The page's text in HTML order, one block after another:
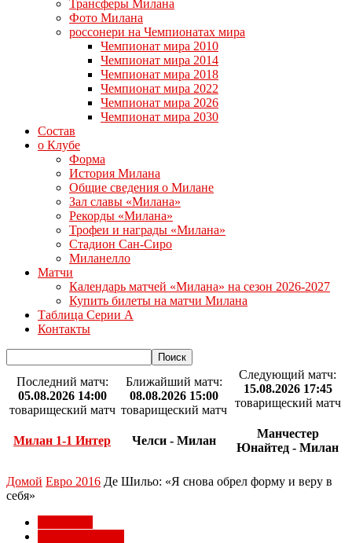
Трансферы Милана
Фото Милана
россонери на Чемпионатах мира
Чемпионат мира 2010
Чемпионат мира 2014
Чемпионат мира 2018
Чемпионат мира 2022
Чемпионат мира 2026
Чемпионат мира 2030
Состав
о Клубе
Форма
История Милана
Общие сведения о Милане
Зал славы «Милана»
Рекорды «Милана»
Трофеи и награды «Милана»
Стадион Сан-Сиро
Миланелло
Матчи
Календарь матчей «Милана» на сезон 2026-2027
Купить билеты на матчи Милана
Таблица Серии А
Контакты
Последний матч:
05.08.2026 14:00
товарищеский матч
Милан 1-1 Интер
Ближайший матч:
08.08.2026 15:00
товарищеский матч
Челси - Милан
Следующий матч:
15.08.2026 17:45
товарищеский матч
Манчестер
Юнайтед - Милан
Домой Евро 2016 Де Шильо: «Я снова обрел форму и веру в
себя»